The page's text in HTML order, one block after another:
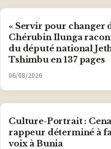
« Servir pour changer
Chérubin Ilunga
du député national
Tshimbu en 137 pages
06/08/2026
Culture-Portrait :
rappeur déterminé à
voix à Bunia